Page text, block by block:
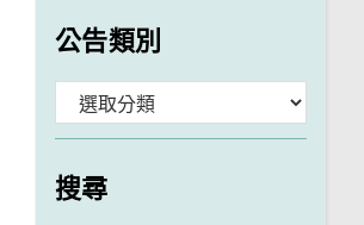
公告類別
類
搜尋